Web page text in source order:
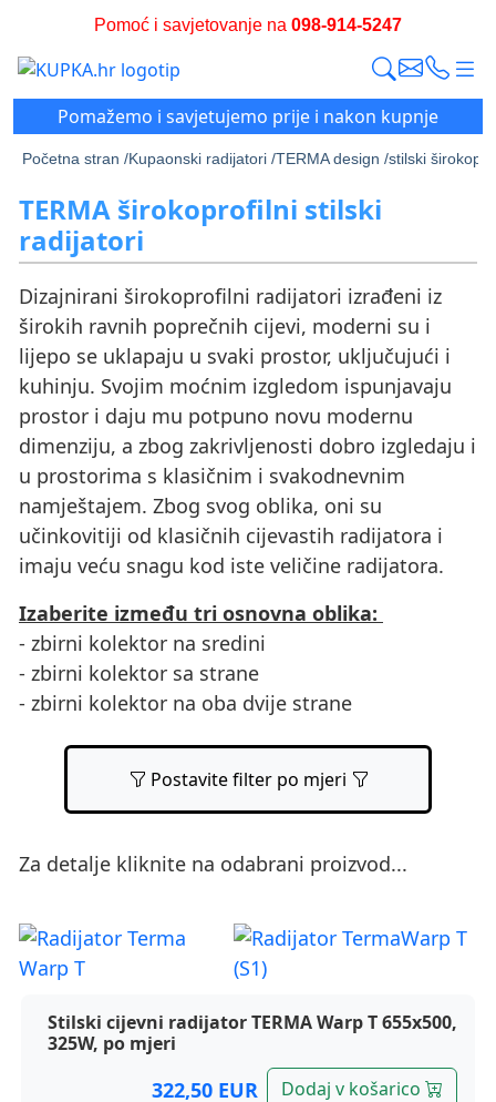
Pomoć i savjetovanje na 098-914-5247
Pomažemo i savjetujemo prije i nakon kupnje
Početna stran /Kupaonski radijatori /TERMA design /stilski
TERMA širokoprofilni stilski
radijatori
Dizajnirani širokoprofilni radijatori izrađeni iz
širokih ravnih poprečnih cijevi, moderni su i
lijepo se uklapaju u svaki prostor, uključujući i
kuhinju. Svojim moćnim izgledom ispunjavaju
prostor i daju mu potpuno novu modernu
dimenziju, a zbog zakrivljenosti dobro izgledaju i
u prostorima s klasičnim i svakodnevnim
namještajem. Zbog svog oblika, oni su
učinkovitiji od klasičnih cijevastih radijatora i
imaju veću snagu kod iste veličine radijatora.
Izaberite između tri osnovna oblika:
- zbirni kolektor na sredini
- zbirni kolektor sa strane
- zbirni kolektor na oba dvije strane
Postavite filter po mjeri
Za detalje kliknite na odabrani proizvod...
Stilski cijevni radijator TERMA Warp T 655x500,
325W, po mjeri
322,50 EUR Dodaj v košarico